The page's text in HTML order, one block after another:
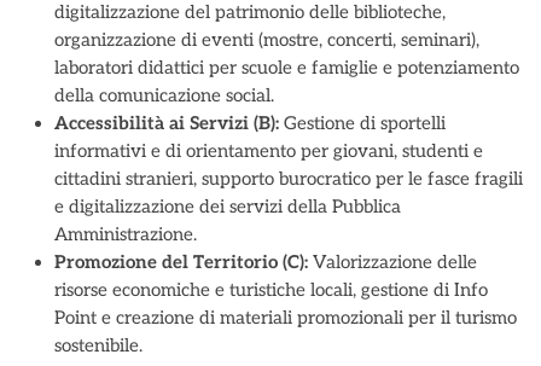
digitalizzazione del patrimonio delle biblioteche,
organizzazione di eventi (mostre, concerti, seminari),
laboratori didattici per scuole e famiglie e potenziamento
della comunicazione social.
Accessibilità ai Servizi (B): Gestione di sportelli
informativi e di orientamento per giovani, studenti e
cittadini stranieri, supporto burocratico per le fasce fragili
e digitalizzazione dei servizi della Pubblica
Amministrazione.
Promozione del Territorio (C): Valorizzazione delle
risorse economiche e turistiche locali, gestione di Info
Point e creazione di materiali promozionali per il turismo
sostenibile.